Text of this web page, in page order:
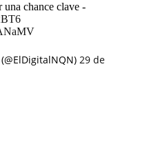
una chance clave -
29 de